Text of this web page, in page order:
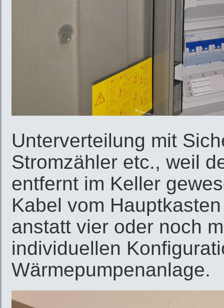
Unterverteilung mit
Stromzähler etc., weil
entfernt im Keller
Kabel vom
anstatt vier oder noch
individuellen
Wärmepumpenanlage.